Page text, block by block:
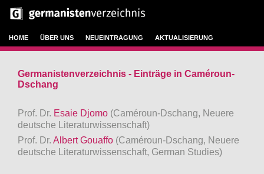
HOME ÜBER UNS NEUEINTRAGUNG AKTUALISIERUNG
Germanistenverzeichnis - Einträge in Caméroun-
Dschang
Prof. Dr. Esaie Djomo (Caméroun-Dschang, Neuere
deutsche Literaturwissenschaft)
Prof. Dr. Albert Gouaffo (Caméroun-Dschang, Neuere
deutsche Literaturwissenschaft, German Studies)